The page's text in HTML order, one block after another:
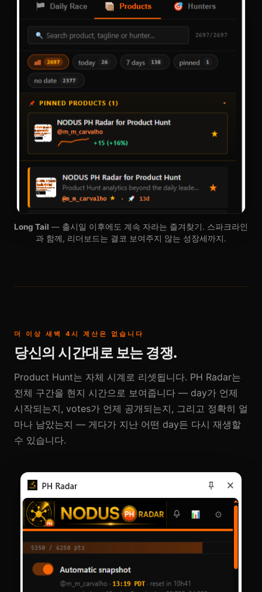
Long Tail — 출시일 이후에도 계속 자라는 즐겨찾기. 스파크라인
과 함께, 리더보드는 결코 보여주지 않는 성장세까지.
더 이상 새벽 4시 계산은 없습니다
당신의 시간대로 보는 경쟁.
Product Hunt는 자체 시계로 리셋됩니다. PH Radar는
전체 구간을 현지 시간으로 보여줍니다 — day가 언제
시작되는지, votes가 언제 공개되는지, 그리고 정확히 얼
마나 남았는지 — 게다가 지난 어떤 day든 다시 재생할
수 있습니다.